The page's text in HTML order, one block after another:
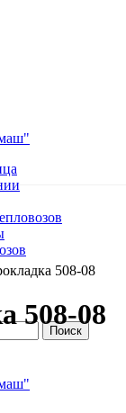
Поиск
508-08
508-08